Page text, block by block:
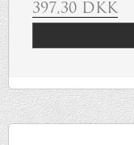
397,30 DKK